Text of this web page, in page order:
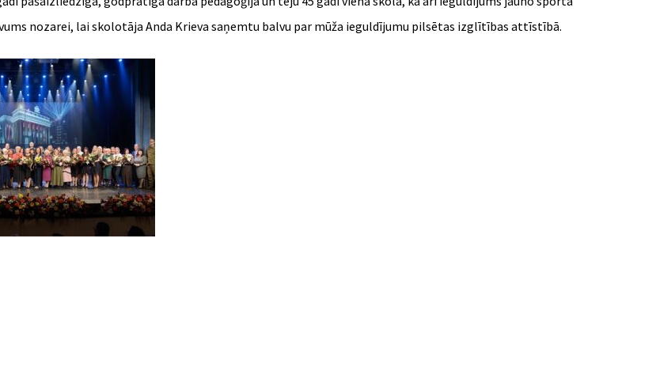
nozarei, lai skolotāja Anda Krieva saņemtu balvu par mūža ieguldījumu pilsētas izglītības attīstībā.